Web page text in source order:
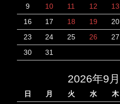
9
10 11 12 13
16
17 18 19 20
23
24 25 26 27
30
31
2026年9月
日 月 火 水 木